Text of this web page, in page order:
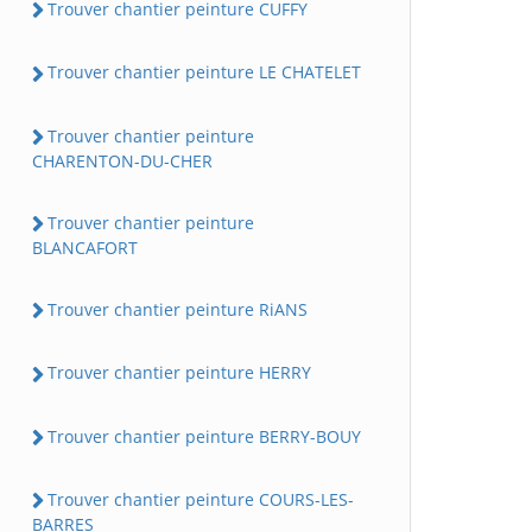
Trouver chantier peinture CUFFY
Trouver chantier peinture LE CHATELET
Trouver chantier peinture
CHARENTON-DU-CHER
Trouver chantier peinture
BLANCAFORT
Trouver chantier peinture RiANS
Trouver chantier peinture HERRY
Trouver chantier peinture BERRY-BOUY
Trouver chantier peinture COURS-LES-
BARRES